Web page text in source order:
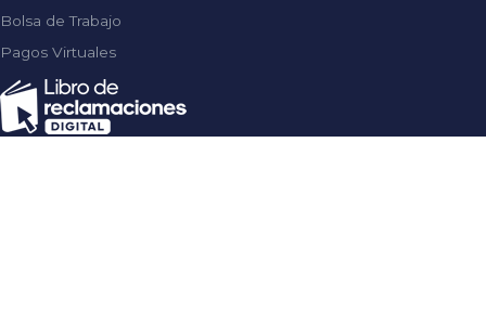
Bolsa de Trabajo
Pagos Virtuales